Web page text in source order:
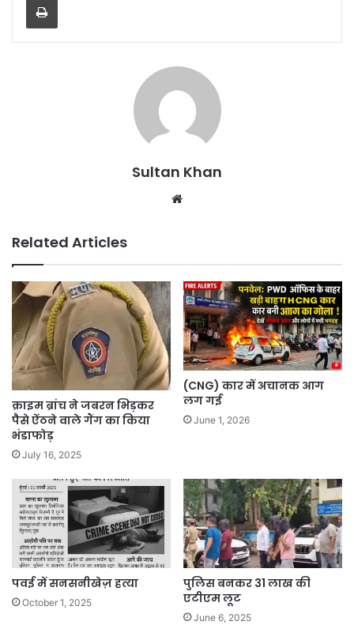
Sultan Khan
Related Articles
क्राइम ब्रांच ने जबरन भिड़कर
पैसे ऐंठने वाले गैंग का किया
भंडाफोड़
July 16, 2025
(CNG) कार में अचानक आग
लग गई
June 1, 2026
पवई में सनसनीखेज़ हत्या
October 1, 2025
पुलिस बनकर 31 लाख की
एटीएम लूट
June 6, 2025